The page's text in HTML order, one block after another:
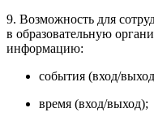
9. Возможность для
в образовательную
информацию:
события (вход/
время (вход/выход);